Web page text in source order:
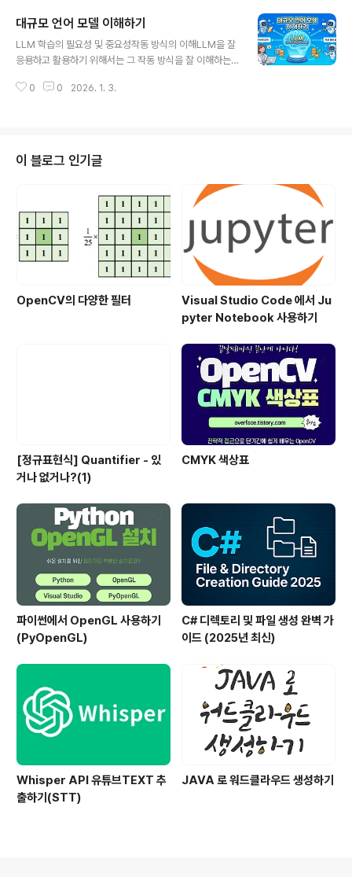
터로 바꾼 것을 단어 임베딩이라고 부릅니다.텍스트 인베
딩은 하나의 토큰, 문장, 단락 또는 문서 전체를 벡터로 바
꿀 수 있지만, 이 책에서는 주로 토큰을 벡터로 바꾸는 데
ord2Vec)이 있지만, 대부분의 LLM은 모델 훈련 과정에
대규모 언어 모델 이해하기
LLM 학습의 필요성 및 중요성작동 방식의 이해LLM을 잘
응용하고 활용하기 위해서는 그 작동 방식을 잘 이해하는
하는 사람이 차의 상태를 더 잘 이해할 수 있는 것과 같습니
가려진 내용을 이해하는 데 큰 도움이 됩니다.객관적인 판
단LLM을 지나치게 과대 포장하거나 추상적으로 생각하여
잘못 판단하는, 즉 할루시네이션(Hallucination)에 빠지
지 않기 위해서라도 LLM의 실제 작동 방식을 알아둘 필요
가 있습니다.호기심 및 우연한 기회단순히 작동 방식이 궁
금해서 공부할 수 있..
0 0 2026. 1. 3.
이 블로그 인기글
OpenCV의 다양한 필터
Visual Studio Code 에서 Ju
pyter Notebook 사용하기
[정규표현식] Quantifier - 있
거나 없거나?(1)
CMYK 색상표
파이썬에서 OpenGL 사용하기
(PyOpenGL)
C# 디렉토리 및 파일 생성 완벽 가
이드 (2025년 최신)
Whisper API 유튜브TEXT 추
출하기(STT)
JAVA 로 워드클라우드 생성하기